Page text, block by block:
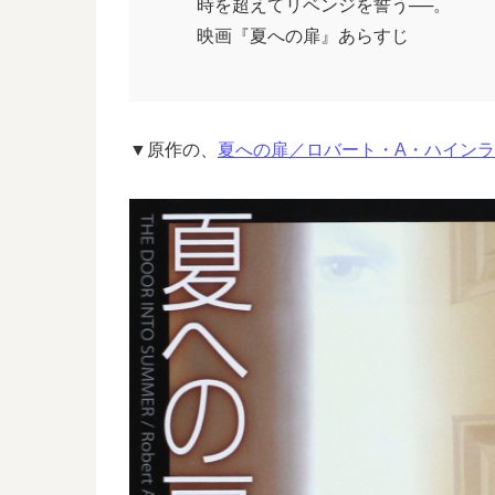
時を超えてリベンジを誓う──。
映画『夏への扉』あらすじ
▼原作の、 夏への扉／ロバート・A・ハイン